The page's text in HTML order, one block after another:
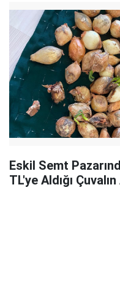
Eskil Semt
TL'ye Aldığı